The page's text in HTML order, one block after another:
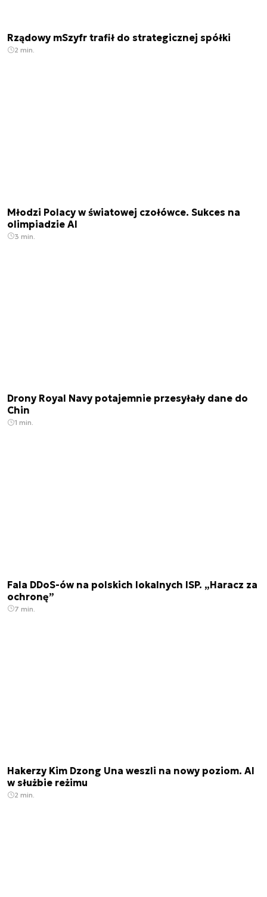
Rządowy mSzyfr trafił do strategicznej spółki
2 min.
Młodzi Polacy w światowej czołówce. Sukces na
olimpiadzie AI
3 min.
Drony Royal Navy potajemnie przesyłały dane do
Chin
1 min.
Fala DDoS-ów na polskich lokalnych ISP. „Haracz za
ochronę”
7 min.
Hakerzy Kim Dzong Una weszli na nowy poziom. AI
w służbie reżimu
2 min.